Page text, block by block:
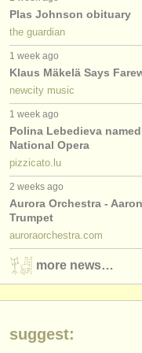
editor:
anúnciese con
find out about
ATSfaq
iniciar sesión
Plas Johnson obituary
the guardian
1 week ago
Klaus Mäkelä Says
newcity music
1 week ago
Polina Lebedieva
National Opera
pizzicato.lu
2 weeks ago
Aurora Orchestra -
Trumpet
auroraorchestra.com
more news…
suggest: